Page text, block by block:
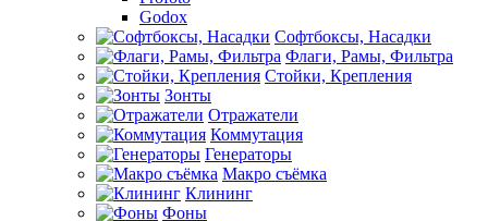
Godox
Софтбоксы, Насадки
Флаги, Рамы, Фильтра
Стойки, Крепления
Зонты
Отражатели
Коммутация
Генераторы
Макро съёмка
Клининг
Фоны